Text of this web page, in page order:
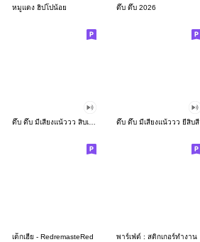
หมูแดง ฮิปโปน้อย ดึ๊บ ดึ๊บ 2026
ดึ๊บ ดึ๊บ มีเสียงแน้ววว ยี่สิบสี่
เด็กเฮีย - RedremasteRed พาร์เฟ่ต์ : สติกเกอร์ทำงาน